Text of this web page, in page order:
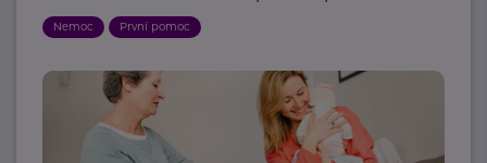
Nemoc První pomoc